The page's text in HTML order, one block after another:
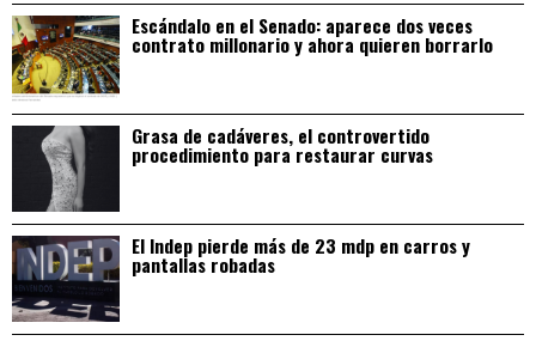
Escándalo en el Senado: aparece dos veces
contrato millonario y ahora quieren borrarlo
Grasa de cadáveres, el controvertido
procedimiento para restaurar curvas
El Indep pierde más de 23 mdp en carros y
pantallas robadas